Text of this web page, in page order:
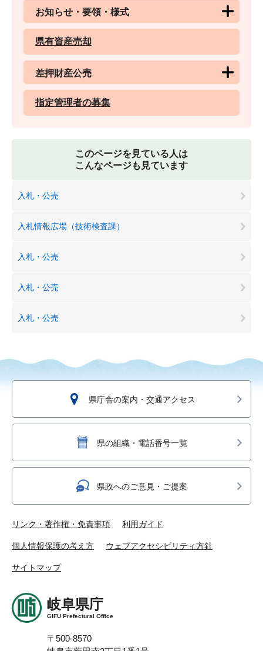
お知らせ・要領・様式
県有資産売却
差押財産公売
指定管理者の募集
このページを見ている人は
こんなページも見ています
入札・公売
入札情報広場（技術検査課）
入札・公売
入札・公売
入札・公売
県庁舎の案内・交通アクセス
県の組織・電話番号一覧
県政へのご意見・ご提案
リンク・著作権・免責事項 利用ガイド
個人情報保護の考え方 ウェブアクセシビリティ方針
サイトマップ
岐阜県庁
GIFU Prefectural Office
〒500-8570